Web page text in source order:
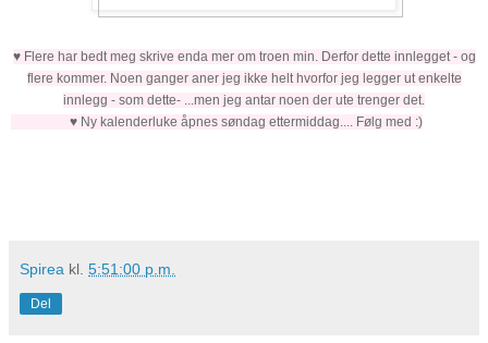
♥ Flere har bedt meg skrive enda mer om troen min. Derfor dette innlegget - og
flere kommer. Noen ganger aner jeg ikke helt hvorfor jeg legger ut enkelte
innlegg - som dette- ...men jeg antar noen der ute trenger det.
♥ Ny kalenderluke åpnes søndag ettermiddag.... Følg med :)
Spirea kl. 5:51:00 p.m.
Del